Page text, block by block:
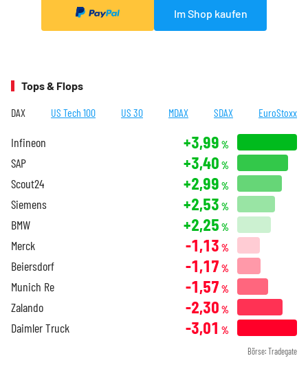
Im Shop kaufen
Tops & Flops
DAX US Tech 100 US 30 MDAX SDAX EuroStoxx
Infineon +3,99 %
SAP +3,40 %
Scout24 +2,99 %
Siemens +2,53 %
BMW +2,25 %
Merck -1,13 %
Beiersdorf -1,17 %
Munich Re -1,57 %
Zalando -2,30 %
Daimler Truck -3,01 %
Börse: Tradegate